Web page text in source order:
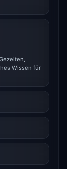
Wissen für